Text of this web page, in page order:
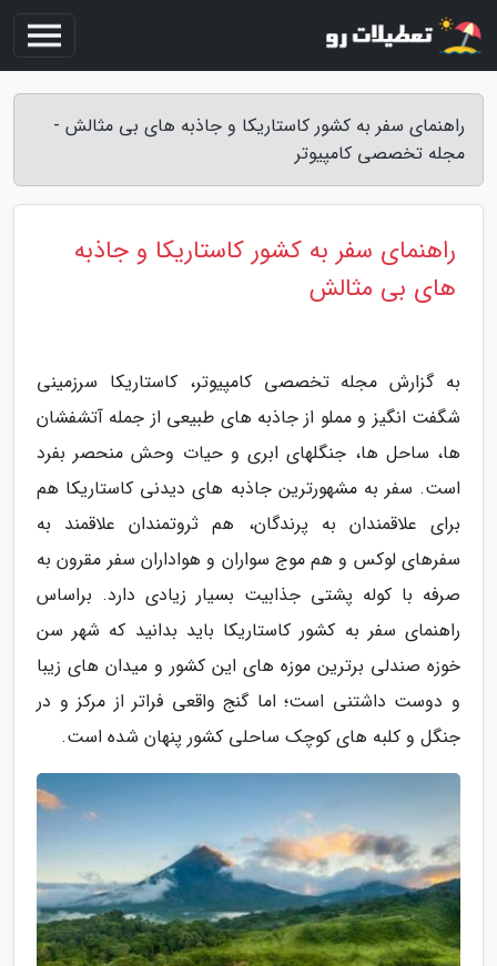
راهنمای سفر به کشور کاستاریکا و جاذبه های بی مثالش -
مجله تخصصی کامپیوتر
راهنمای سفر به کشور کاستاریکا و جاذبه
های بی مثالش
به گزارش مجله تخصصی کامپیوتر، کاستاریکا سرزمینی
شگفت انگیز و مملو از جاذبه های طبیعی از جمله آتشفشان
ها، ساحل ها، جنگلهای ابری و حیات وحش منحصر بفرد
است. سفر به مشهورترین جاذبه های دیدنی کاستاریکا هم
برای علاقمندان به پرندگان، هم ثروتمندان علاقمند به
سفرهای لوکس و هم موج سواران و هواداران سفر مقرون به
صرفه با کوله پشتی جذابیت بسیار زیادی دارد. براساس
راهنمای سفر به کشور کاستاریکا باید بدانید که شهر سن
خوزه صندلی برترین موزه های این کشور و میدان های زیبا
و دوست داشتنی است؛ اما گنج واقعی فراتر از مرکز و در
جنگل و کلبه های کوچک ساحلی کشور پنهان شده است.